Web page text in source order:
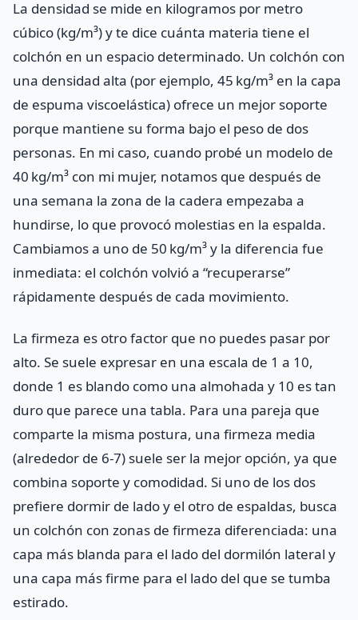
La densidad se mide en kilogramos por metro
cúbico (kg/m³) y te dice cuánta materia tiene el
colchón en un espacio determinado. Un colchón con
una densidad alta (por ejemplo, 45 kg/m³ en la capa
de espuma viscoelástica) ofrece un mejor soporte
porque mantiene su forma bajo el peso de dos
personas. En mi caso, cuando probé un modelo de
40 kg/m³ con mi mujer, notamos que después de
una semana la zona de la cadera empezaba a
hundirse, lo que provocó molestias en la espalda.
Cambiamos a uno de 50 kg/m³ y la diferencia fue
inmediata: el colchón volvió a “recuperarse”
rápidamente después de cada movimiento.
La firmeza es otro factor que no puedes pasar por
alto. Se suele expresar en una escala de 1 a 10,
donde 1 es blando como una almohada y 10 es tan
duro que parece una tabla. Para una pareja que
comparte la misma postura, una firmeza media
(alrededor de 6‑7) suele ser la mejor opción, ya que
combina soporte y comodidad. Si uno de los dos
prefiere dormir de lado y el otro de espaldas, busca
un colchón con zonas de firmeza diferenciada: una
capa más blanda para el lado del dormilón lateral y
una capa más firme para el lado del que se tumba
estirado.